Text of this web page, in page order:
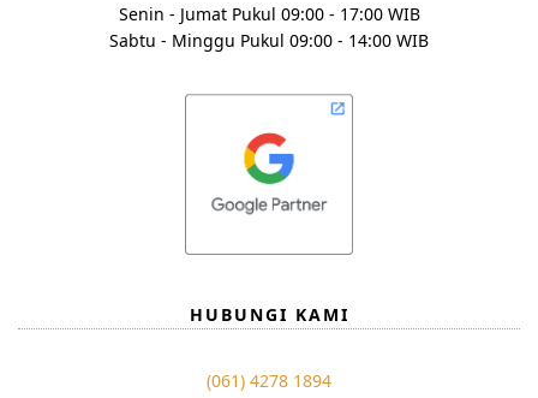
Senin - Jumat Pukul 09:00 - 17:00 WIB
Sabtu - Minggu Pukul 09:00 - 14:00 WIB
HUBUNGI KAMI
(061) 4278 1894